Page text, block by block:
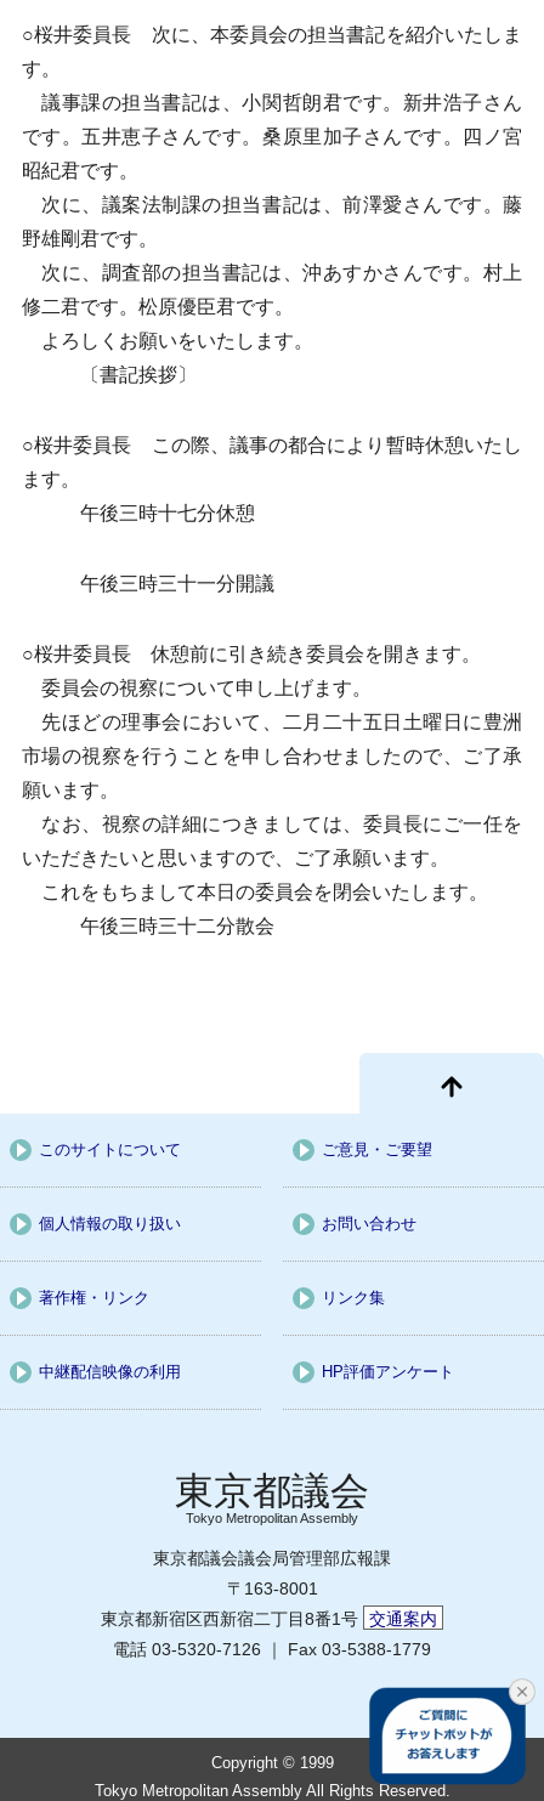
○桜井委員長 次に、本委員会の担当書記を紹介いたしま
す。
議事課の担当書記は、小関哲朗君です。新井浩子さん
です。五井恵子さんです。桑原里加子さんです。四ノ宮
昭紀君です。
次に、議案法制課の担当書記は、前澤愛さんです。藤
野雄剛君です。
次に、調査部の担当書記は、沖あすかさんです。村上
修二君です。松原優臣君です。
よろしくお願いをいたします。
〔書記挨拶〕
○桜井委員長 この際、議事の都合により暫時休憩いたし
ます。
午後三時十七分休憩
午後三時三十一分開議
○桜井委員長 休憩前に引き続き委員会を開きます。
委員会の視察について申し上げます。
先ほどの理事会において、二月二十五日土曜日に豊洲
市場の視察を行うことを申し合わせましたので、ご了承
願います。
なお、視察の詳細につきましては、委員長にご一任を
いただきたいと思いますので、ご了承願います。
これをもちまして本日の委員会を閉会いたします。
午後三時三十二分散会
このサイトについて ご意見・ご要望
個人情報の取り扱い お問い合わせ
著作権・リンク リンク集
中継配信映像の利用 HP評価アンケート
Tokyo Metropolitan Assembly
東京都議会議会局管理部広報課
〒163-8001
東京都新宿区西新宿二丁目8番1号 交通案内
電話 03-5320-7126 ｜ Fax 03-5388-1779
Copyright © 1999
Tokyo Metropolitan Assembly All Rights Reserved.